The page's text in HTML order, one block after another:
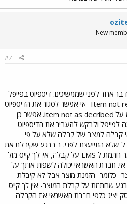
New
#7
אחד לפני שממשיכים. דיספיוט בפייפל
על Item not received- אי אפשר לסגור את הדיספיוט
ולפתוח חדש על item not as decribed. אפשר כן
לפייפל ולבקש להעביר את הדיספיוט
קבלה למצב של קבלה שלא על פי
שלא התייעצת לפני. ב.ברגע שקיבלת את
המוצר, כלומר חתמת ל EMS על קבלה, אין לך קייס מול
חברת האשראי יכולה לשפות אותך על
כלומר- הזמנת מוצר אבל לא קיבלת
שחתמת על קבלת המוצר- אין לך קייס
יציג כלפי חברת האשראי את הקבלה